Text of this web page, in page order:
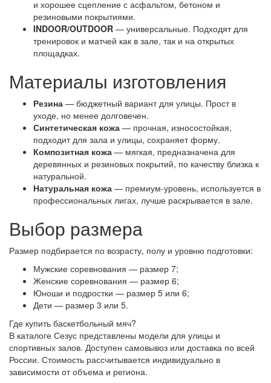
и хорошее сцепление с асфальтом, бетоном и
резиновыми покрытиями.
INDOOR/OUTDOOR — универсальные. Подходят для
тренировок и матчей как в зале, так и на открытых
площадках.
Материалы изготовления
Резина — бюджетный вариант для улицы. Прост в
уходе, но менее долговечен.
Синтетическая кожа — прочная, износостойкая,
подходит для зала и улицы, сохраняет форму.
Композитная кожа — мягкая, предназначена для
деревянных и резиновых покрытий, по качеству близка к
натуральной.
Натуральная кожа — премиум-уровень, используется в
профессиональных лигах, лучше раскрывается в зале.
Выбор размера
Размер подбирается по возрасту, полу и уровню подготовки:
Мужские соревнования — размер 7;
Женские соревнования — размер 6;
Юноши и подростки — размер 5 или 6;
Дети — размер 3 или 5.
Где купить баскетбольный мяч?
В каталоге Сезус представлены модели для улицы и
спортивных залов. Доступен самовывоз или доставка по всей
России. Стоимость рассчитывается индивидуально в
зависимости от объема и региона.